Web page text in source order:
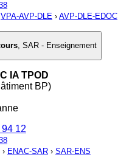
VPA-AVP-DLE › AVP-DLE-EDOC
, SAR - Enseignement
IA TPOD
BP)
12
› ENAC-SAR › SAR-ENS